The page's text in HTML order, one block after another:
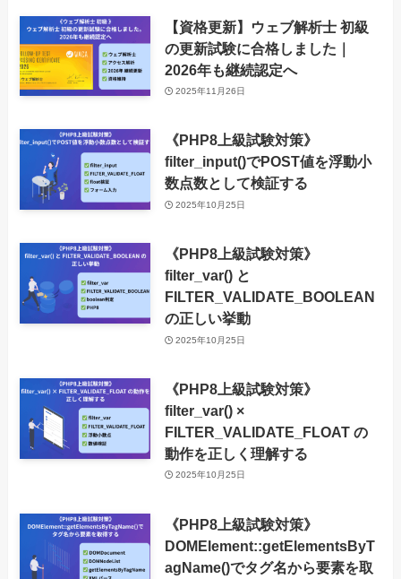
【資格更新】ウェブ解析士 初級
の更新試験に合格しました｜
2026年も継続認定へ
2025年11月26日
《PHP8上級試験対策》
filter_input()でPOST値を浮動小
数点数として検証する
2025年10月25日
《PHP8上級試験対策》
filter_var() と
FILTER_VALIDATE_BOOLEAN
の正しい挙動
2025年10月25日
《PHP8上級試験対策》
filter_var() ×
FILTER_VALIDATE_FLOAT の
動作を正しく理解する
2025年10月25日
《PHP8上級試験対策》
DOMElement::getElementsByT
agName()でタグ名から要素を取